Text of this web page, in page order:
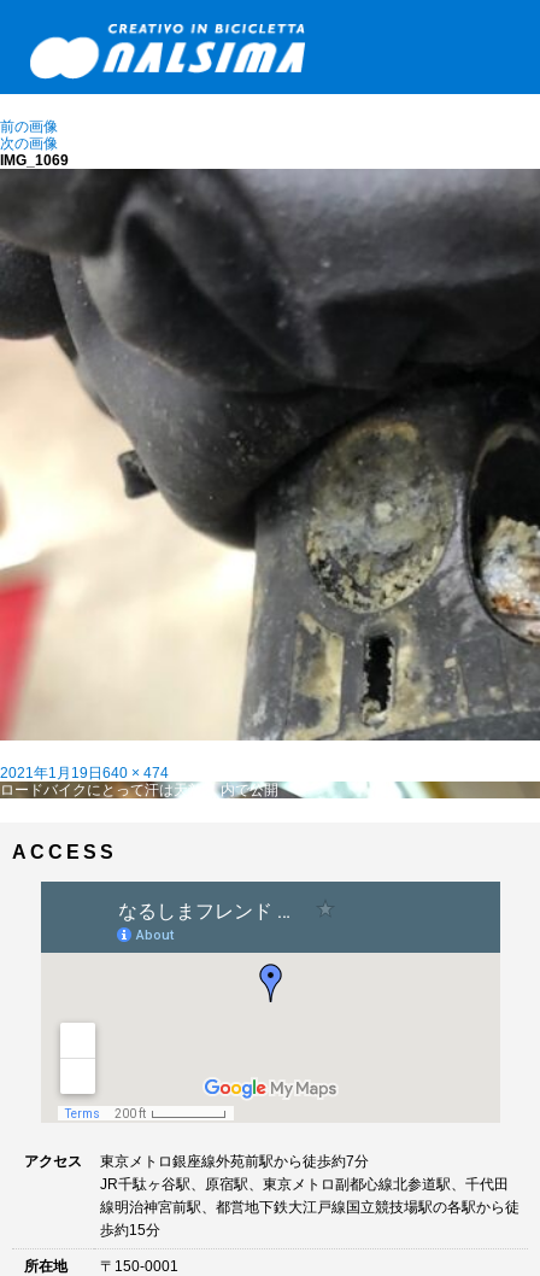
前の画像
次の画像
IMG_1069
投
稿
2021年1月19日 フ
ル
640 × 474
投
ゲ
ロードバイクにとって汗は天敵？ 内で公開
ACCESS
アクセス
東京メトロ銀座線外苑前駅から徒歩約7分
JR千駄ヶ谷駅、原宿駅、東京メトロ副都心線北参道駅、千代田
線明治神宮前駅、都営地下鉄大江戸線国立競技場駅の各駅から徒
歩約15分
所在地
〒150-0001